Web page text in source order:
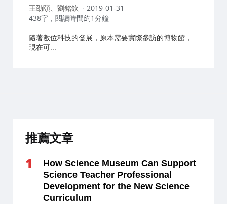
作
者：
王劭頤、劉銘欽
2019-01-31
438字，閱讀時間約1分鐘
隨著數位科技的發展，原本需要實際參訪的博物館，
現在可...
推薦文章
How Science Museum Can Support
Science Teacher Professional
Development for the New Science
Curriculum